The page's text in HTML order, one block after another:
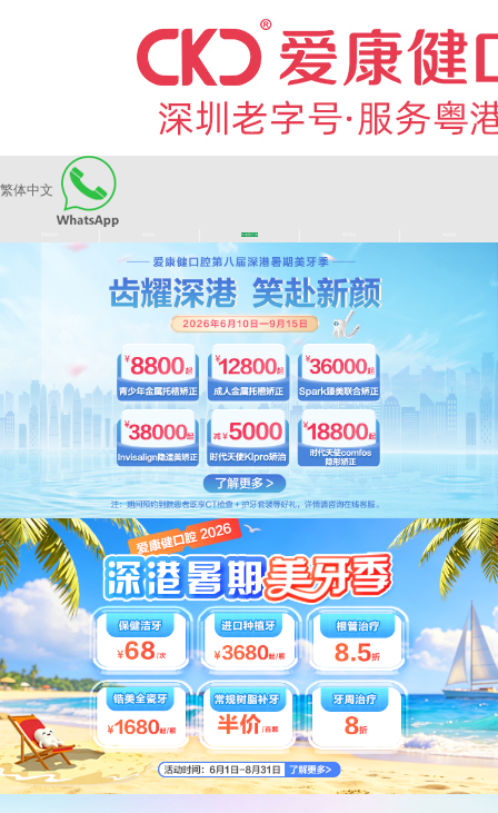
繁体中文
长者医疗券